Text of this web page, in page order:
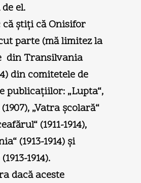
el.
că ştiţi că Onisifor
parte (mă limitez la
din Transilvania
din comitetele de
publicaţiilor: „Lupta“,
„Vatra şcolară“
(1911-1914),
(1913-1914) şi
1914).
dacă aceste